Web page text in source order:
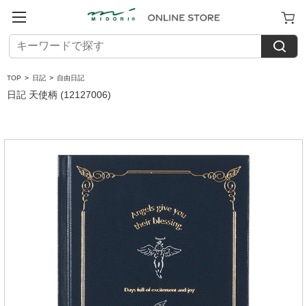
TOP > 日記 > 自由日記
日記 天使柄 (12127006)